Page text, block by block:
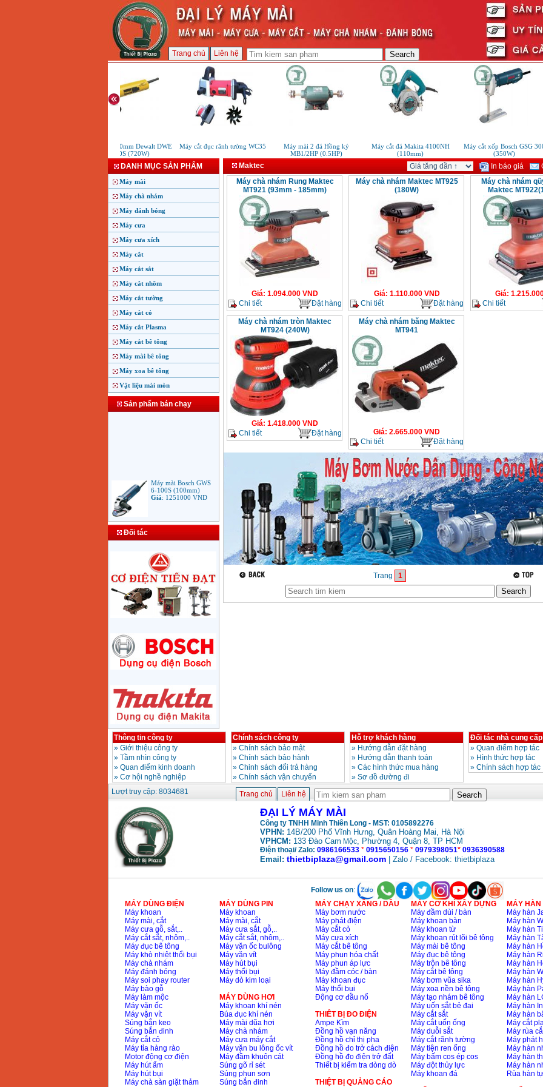
Trang chủ Liên hệ
Máy mài 100mm Dewalt DWE
8100S (720W)
Máy cắt đục rãnh tường WC35
Máy mài 2 đá Hồng ký
MB1/2HP (0.5HP)
Máy cắt đá Makita 4100NH
(110mm)
Máy cắt xốp Bosch GSG 300
(350W)
DANH MỤC SẢN PHẨM
Máy mài
Máy chà nhám
Máy đánh bóng
Máy cưa
Máy cưa xích
Máy cắt
Máy cắt sắt
Máy cắt nhôm
Máy cắt tường
Máy cắt cỏ
Máy cắt Plasma
Máy cắt bê tông
Máy mài bê tông
Máy xoa bê tông
Vật liệu mài mòn
Sản phẩm bán chạy
6-100S (100mm)
Giá:1251000VND
Giá:
Máy mài 180mm
Bosch GWS 2200-180
(2000W)
Giá:3438000 VND
Makita 9558HN
(840W)
Giá:1587000VND
GA4040 (100mm)
Giá:2043000VND
Máy mài hai đá
150mm Bosch GBG
35-15 (350W)
Giá:2759000
Máy mài cắt đa năng
Makita TM3000C
Giá
Máy mài FEG-911A
(100mm)
Giá:760000
plasma Hồng ký
Giá: 6000000
Máy mài 2 đá Hồng
ký MB1/2HP (0.5HP)
Giá:2250000VND
Đối tác
Maktec In báo giá
Máy chà nhám Rung Maktec
MT921 (93mm - 185mm)
Giá: 1.094.000 VND
Chi tiết
Đặt hàng
Máy chà nhám Maktec MT925
(180W)
Giá: 1.110.000VND
Chi tiết
Đặt hàng
Máy chà nhám
Maktec
Giá:
Chi tiết
Máy chà nhám tròn Maktec
MT924 (240W)
Giá: 1.418.000 VND
Chi tiết
Đặt hàng
Máy chà nhám băng Maktec
MT941
Giá: 2.665.000 VND
Chi tiết
Đặt hàng
Trang 1
Thông tin công ty
» Giới thiệu công ty
» Tầm nhìn công ty
» Quan điểm kinh doanh
» Cơ hội nghề nghiệp
Chính sách công ty
» Chính sách bảo mật
» Chính sách bảo hành
» Chinh sách đổi trả hàng
» Chính sách vận chuyển
Hỗ trợ khách hàng
» Hướng dẫn đặt hàng
» Hướng dẫn thanh toán
» Các hình thức mua hàng
» Sơ đồ đường đi
Đối tác nhà cung cấp
» Quan điểm hợp tác
» Hình thức hợp tác
» Chính sách hợp tác
Lượt truy cập: 8034681 Trang chủ Liên hệ
ĐẠI LÝ MÁY MÀI
Công ty TNHH Minh Thiên Long - MST: 0105892276
VPHN: 14B/200 Phố Vĩnh Hưng, Quân Hoàng Mai, Hà Nội
VPHCM: 133 Đào Cam Mộc, Phường 4, Quận 8, TP HCM
Điện thoại/ Zalo: 0986166533 * 0915650156* 0979398051* 0936390588
Email: thietbiplaza@gmail.com| Zalo / Facebook: thietbiplaza
Follow us on:
MÁY DÙNG ĐIỆN
Máy khoan
Máy mài, cắt
Máy cưa gỗ, sắt,..
Máy cắt sắt, nhôm,..
Máy đục bê tông
Máy khò nhiệt thổi bụi
Máy chà nhám
Máy đánh bóng
Máy soi phay router
Máy bào gỗ
Máy làm mộc
Máy vặn ốc
Máy vặn vít
Súng bắn keo
Súng bắn đinh
Máy cắt cỏ
Máy tỉa hàng rào
Motor động cơ điện
Máy hút ẩm
Máy hút bụi
Máy chà sàn giặt thảm
MÁY DÙNG PIN
Máy khoan
Máy mài, cắt
Máy cưa sắt, gỗ,..
Máy cắt sắt, nhôm,..
Máy vặn ốc bulông
Máy vặn vít
Máy hút bụi
Máy thổi bụi
Máy dò kim loại
MÁY DÙNG HƠI
Máy khoan khí nén
Búa đục khí nén
Máy mài dũa hơi
Máy chà nhám
Máy cưa máy cắt
Máy vặn bu lông ốc vít
Máy đầm khuôn cát
Súng gõ rỉ sét
Súng phun sơn
Súng bắn đinh
MÁY CHẠY XĂNG / DẦU
Máy bơm nước
Máy phát điện
Máy cắt cỏ
Máy cưa xích
Máy cắt bê tông
Máy phun hóa chất
Máy phun áp lực
Máy đầm cóc / bàn
Máy khoan đục
Máy thổi bụi
Động cơ đầu nổ
THIÊT BỊ ĐO ĐIỆN
Ampe Kìm
Đồng hồ vạn năng
Đồng hồ chỉ thị pha
Đồng hồ đo trở cách điện
Đồng hồ đo điện trở đất
Thiết bị kiểm tra dòng dò
THIỆT BỊ QUẢNG CÁO
MÁY CƠ KHÍ XÂY DỰNG
Máy đầm dùi / bàn
Máy khoan bàn
Máy khoan từ
Máy khoan rút lõi bê tông
Máy mài bê tông
Máy đục bê tông
Máy trộn bê tông
Máy cắt bê tông
Máy bơm vũa sika
Máy xoa nền bê tông
Máy tạo nhám bê tông
Máy uốn sắt bẻ đai
Máy cắt sắt
Máy cắt uốn ống
Máy duỗi sắt
Máy cắt rãnh tường
Máy tiện ren ống
Máy bấm cos ép cos
Máy đột thủy lực
Máy khoan đá
MÁY HÀN
Máy hàn
Máy hàn
Máy hàn
Máy hàn
Máy hàn
Máy hàn
Máy hàn
Máy hàn
Máy hàn
Máy hàn
Máy hàn
Máy hàn
Máy hàn
Máy cắt
Máy rùa
Máy phát
Máy hàn
Máy hàn
Máy hàn
Rùa hàn